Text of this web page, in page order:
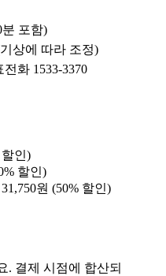
분 포함)
상에 따라 조정)
화 1533-3370
할인)
할인)
원 (50% 할인)
. 결제 시점에 합산되